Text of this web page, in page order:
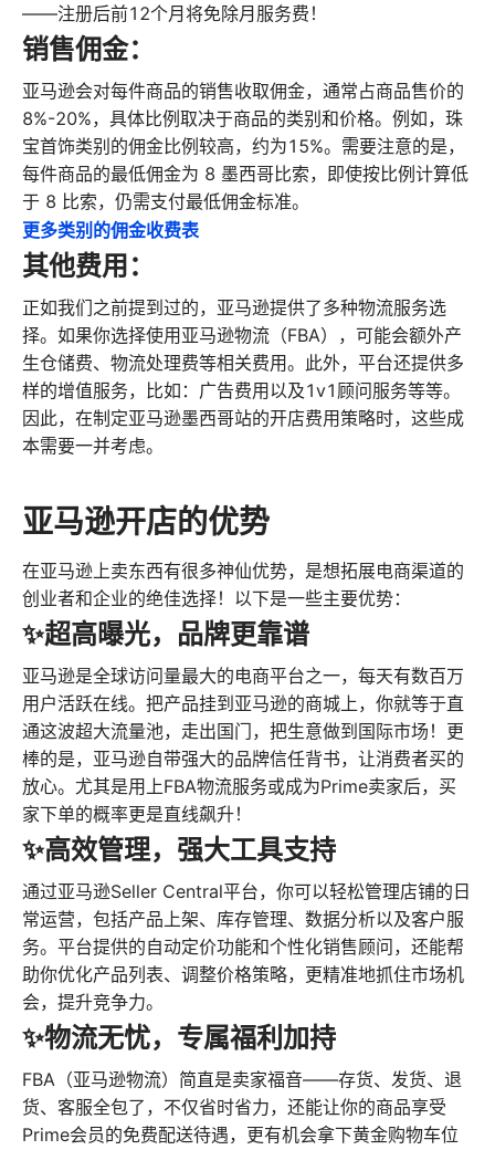
——注册后前12个月将免除月服务费！
销售佣金：
亚马逊会对每件商品的销售收取佣金，通常占商品售价的
8%-20%，具体比例取决于商品的类别和价格。例如，珠
宝首饰类别的佣金比例较高，约为15%。需要注意的是，
每件商品的最低佣金为 8 墨西哥比索，即使按比例计算低
于 8 比索，仍需支付最低佣金标准。
更多类别的佣金收费表
其他费用：
正如我们之前提到过的，亚马逊提供了多种物流服务选
择。如果你选择使用亚马逊物流（FBA），可能会额外产
生仓储费、物流处理费等相关费用。此外，平台还提供多
样的增值服务，比如：广告费用以及1v1顾问服务等等。
因此，在制定亚马逊墨西哥站的开店费用策略时，这些成
本需要一并考虑。
亚马逊开店的优势
在亚马逊上卖东西有很多神仙优势，是想拓展电商渠道的
创业者和企业的绝佳选择！以下是一些主要优势：
✨超高曝光，品牌更靠谱
亚马逊是全球访问量最大的电商平台之一，每天有数百万
用户活跃在线。把产品挂到亚马逊的商城上，你就等于直
通这波超大流量池，走出国门，把生意做到国际市场！更
棒的是，亚马逊自带强大的品牌信任背书，让消费者买的
放心。尤其是用上FBA物流服务或成为Prime卖家后，买
家下单的概率更是直线飙升！
✨高效管理，强大工具支持
通过亚马逊Seller Central平台，你可以轻松管理店铺的日
常运营，包括产品上架、库存管理、数据分析以及客户服
务。平台提供的自动定价功能和个性化销售顾问，还能帮
助你优化产品列表、调整价格策略，更精准地抓住市场机
会，提升竞争力。
✨物流无忧，专属福利加持
FBA（亚马逊物流）简直是卖家福音——存货、发货、退
货、客服全包了，不仅省时省力，还能让你的商品享受
Prime会员的免费配送待遇，更有机会拿下黄金购物车位